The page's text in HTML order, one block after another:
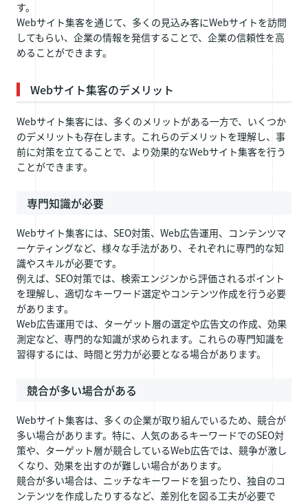
す。
Webサイト集客を通じて、多くの見込み客にWebサイトを訪問
してもらい、企業の情報を発信することで、企業の信頼性を高
めることができます。
Webサイト集客のデメリット
Webサイト集客には、多くのメリットがある一方で、いくつか
のデメリットも存在します。これらのデメリットを理解し、事
前に対策を立てることで、より効果的なWebサイト集客を行う
ことができます。
専門知識が必要
Webサイト集客には、SEO対策、Web広告運用、コンテンツマ
ーケティングなど、様々な手法があり、それぞれに専門的な知
識やスキルが必要です。
例えば、SEO対策では、検索エンジンから評価されるポイント
を理解し、適切なキーワード選定やコンテンツ作成を行う必要
があります。
Web広告運用では、ターゲット層の選定や広告文の作成、効果
測定など、専門的な知識が求められます。これらの専門知識を
習得するには、時間と労力が必要となる場合があります。
競合が多い場合がある
Webサイト集客は、多くの企業が取り組んでいるため、競合が
多い場合があります。特に、人気のあるキーワードでのSEO対
策や、ターゲット層が競合しているWeb広告では、競争が激し
くなり、効果を出すのが難しい場合があります。
競合が多い場合は、ニッチなキーワードを狙ったり、独自のコ
ンテンツを作成したりするなど、差別化を図る工夫が必要で